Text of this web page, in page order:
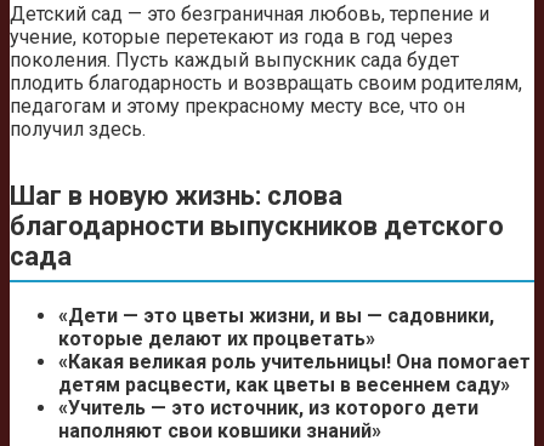
Детский сад — это безграничная любовь, терпение и
учение, которые перетекают из года в год через
поколения. Пусть каждый выпускник сада будет
плодить благодарность и возвращать своим родителям,
педагогам и этому прекрасному месту все, что он
получил здесь.
Шаг в новую жизнь: слова
благодарности выпускников детского
сада
«Дети — это цветы жизни, и вы — садовники,
которые делают их процветать»
«Какая великая роль учительницы! Она помогает
детям расцвести, как цветы в весеннем саду»
«Учитель — это источник, из которого дети
наполняют свои ковшики знаний»